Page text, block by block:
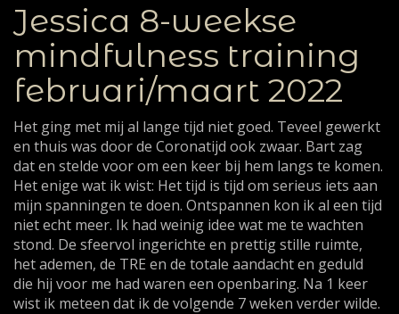
Jessica 8-weekse
mindfulness training
februari/maart 2022
Het ging met mij al lange tijd niet goed. Teveel gewerkt
en thuis was door de Coronatijd ook zwaar. Bart zag
dat en stelde voor om een keer bij hem langs te komen.
Het enige wat ik wist: Het tijd is tijd om serieus iets aan
mijn spanningen te doen. Ontspannen kon ik al een tijd
niet echt meer. Ik had weinig idee wat me te wachten
stond. De sfeervol ingerichte en prettig stille ruimte,
het ademen, de TRE en de totale aandacht en geduld
die hij voor me had waren een openbaring. Na 1 keer
wist ik meteen dat ik de volgende 7 weken verder wilde.